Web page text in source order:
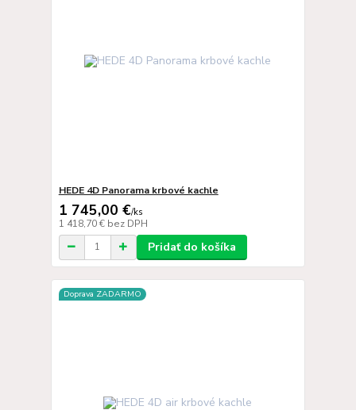
HEDE 4D Panorama krbové kachle
1 745,00 €/ks
1 418,70 € bez DPH
Pridať do košíka
Doprava ZADARMO